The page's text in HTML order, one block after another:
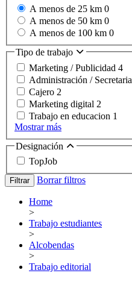
A menos de 25 km 0
A menos de 50 km 0
A menos de 100 km 0
Tipo de trabajo
Marketing / Publicidad 4
Administración / Secretaria
Cajero 2
Marketing digital 2
Trabajo en educacion 1
Mostrar más
Designación
TopJob
Filtrar Borrar filtros
Home
>
Trabajo estudiantes
>
Alcobendas
>
Trabajo editorial